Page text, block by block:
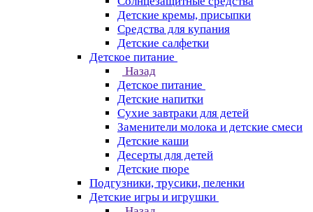
Детские кремы, присыпки
Средства для купания
Детские салфетки
Детское питание
Назад
Детское питание
Детские напитки
Сухие завтраки для детей
Заменители молока и детские смеси
Детские каши
Десерты для детей
Детские пюре
Подгузники, трусики, пеленки
Детские игры и игрушки